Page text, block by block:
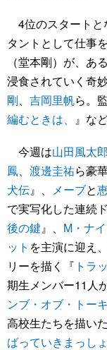
4位のスタートと
タントとして仕事
（堂本剛）が、あ
浸食されていく奇
剛、 吉岡里帆ら。
編むときは、 』な
今週は山田風太郎
鳳、 渡邊圭祐ら豪
犬伝』、 メーブと
で実写化した連続
後の鍵』、 M・ナ
ット を主演に迎え
リーを描く『 トラ
期生メンバー11人
ンブ・オブ・トー
高校生たちを描いた
ばっていきまっし